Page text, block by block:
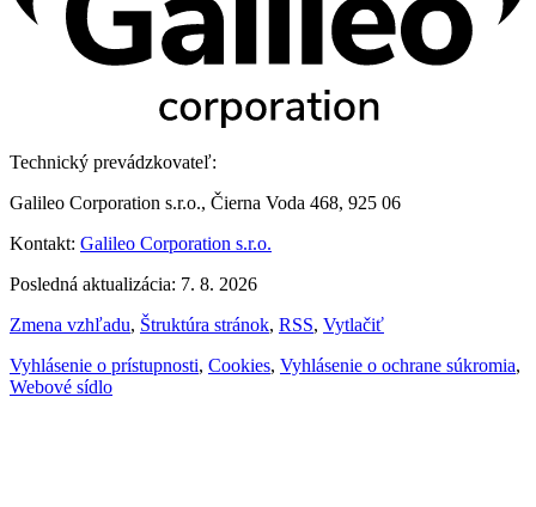
Technický prevádzkovateľ:
Galileo Corporation s.r.o., Čierna Voda 468, 925 06
Kontakt: Galileo Corporation s.r.o.
Posledná aktualizácia: 7. 8. 2026
Zmena vzhľadu, Štruktúra stránok, RSS, Vytlačiť
Vyhlásenie o prístupnosti, Cookies, Vyhlásenie o ochrane súkromia,
Webové sídlo